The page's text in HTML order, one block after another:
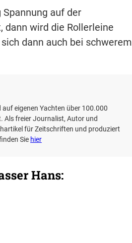
auf der
dann wird die Rollerleine
dann auch bei schwerem
eigenen Yachten über 100.000
Als freier Journalist, Autor und
für Zeitschriften und produziert
Sie hier
Hans: